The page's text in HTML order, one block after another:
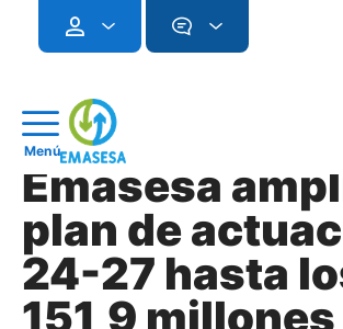
Menú
Emasesa
plan de
24-27 hasta
151,9